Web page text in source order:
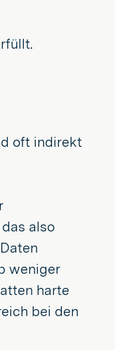
oft indirekt
also
weniger
harte
bei den